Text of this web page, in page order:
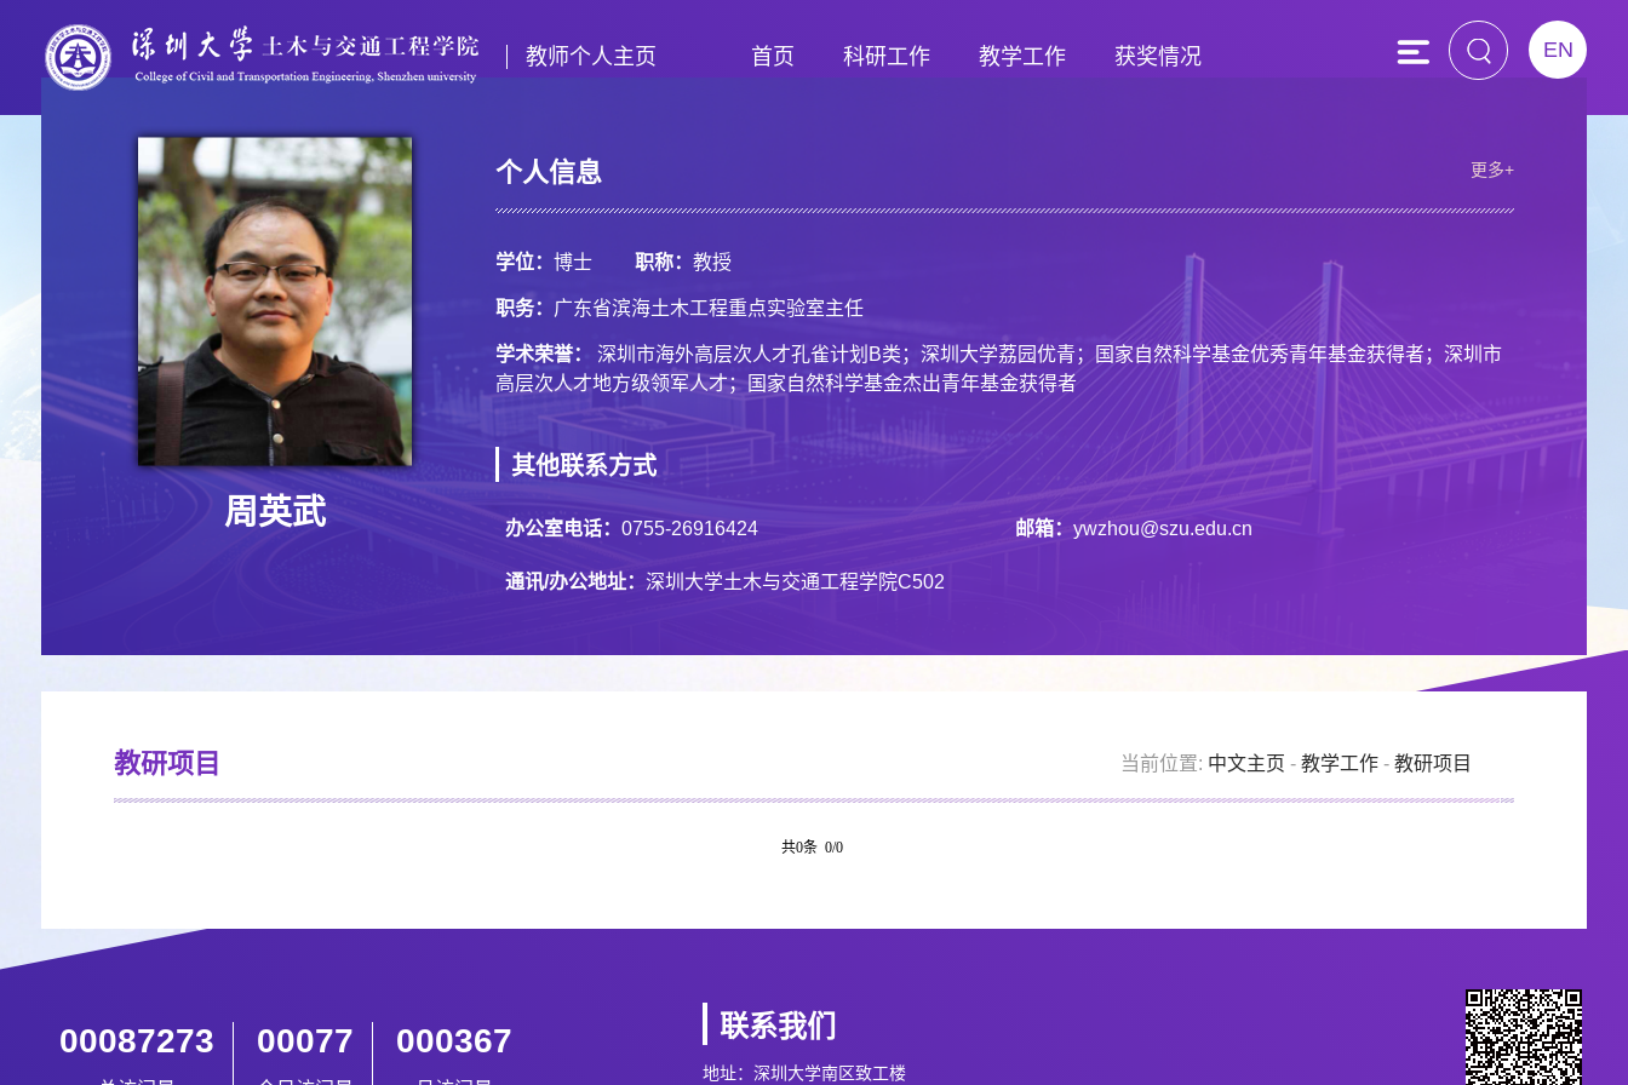
教师个人主页 EN
首页 科研工作 教学工作 获奖情况
周英武
个人信息 更多+
学位： 博士 职称： 教授
职务： 广东省滨海土木工程重点实验室主任
学术荣誉：
深圳市海外高层次人才孔雀计划B类；深圳大学荔园优青；国家自然科学基金优秀青年基金获得者；深圳市
高层次人才地方级领军人才；国家自然科学基金杰出青年基金获得者
其他联系方式
办公室电话： 0755-26916424 邮箱： ywzhou@szu.edu.cn
通讯/办公地址： 深圳大学土木与交通工程学院C502
教研项目 当前位置: 中文主页 -教学工作 -教研项目
共0条 0/0
00087273 00077 000367 联系我们
地址：深圳大学南区致工楼